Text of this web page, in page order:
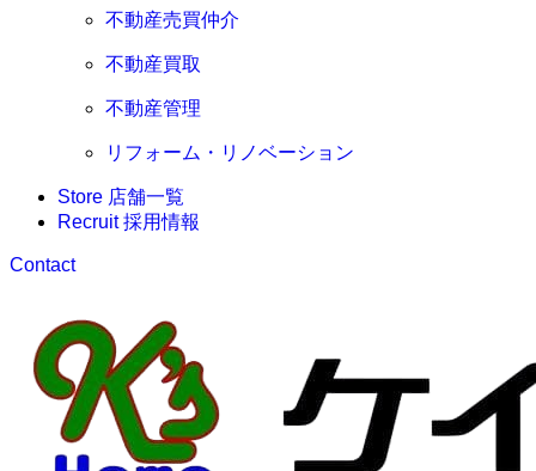
不動産売買仲介
不動産買取
不動産管理
リフォーム・リノベーション
Store 店舗一覧
Recruit 採用情報
Contact